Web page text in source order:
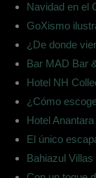
Navidad en el
GoXismo
¿De donde
Bar MAD Bar
Hotel NH
¿Cómo
Hotel
El único
Bahiazul